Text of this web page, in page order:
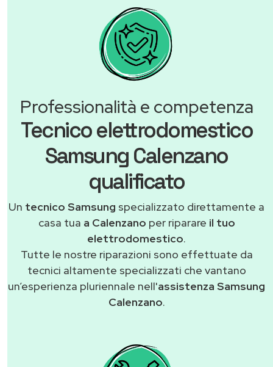
Professionalità e competenza
Tecnico elettrodomestico
Samsung Calenzano
qualificato
Un tecnico Samsung specializzato direttamente a
casa tua a Calenzano per riparare il tuo
elettrodomestico.
Tutte le nostre riparazioni sono effettuate da
tecnici altamente specializzati che vantano
un’esperienza pluriennale nell'assistenza Samsung
Calenzano.